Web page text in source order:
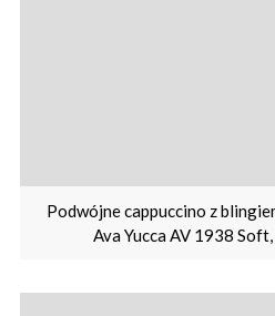
Podwójne cappuccino z
Ava Yucca AV 1938